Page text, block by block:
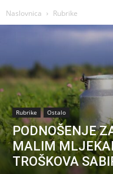
Naslovnica Rubrike
Rubrike Ostalo
PODNOŠENJE
MALIM
TROŠKOVA